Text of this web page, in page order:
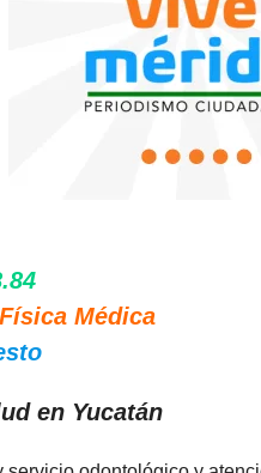
Médica
en Yucatán